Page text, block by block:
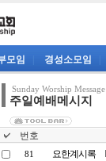
모임 경성소모임
Sunday Worship Message
주일예배메시지
번호
81 요한계시록